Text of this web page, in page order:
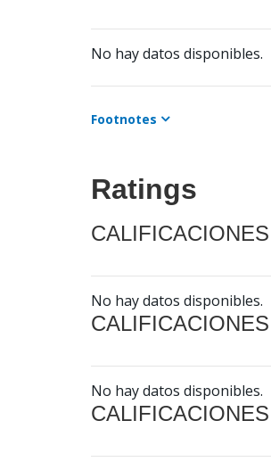
No hay datos disponibles.
Footnotes
Ratings
No hay datos disponibles.
No hay datos disponibles.